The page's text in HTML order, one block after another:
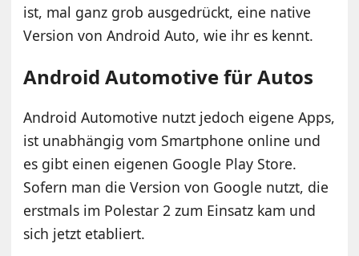
ist, mal ganz grob ausgedrückt, eine native
Version von Android Auto, wie ihr es kennt.
Android Automotive für Autos
Android Automotive nutzt jedoch eigene Apps,
ist unabhängig vom Smartphone online und
es gibt einen eigenen Google Play Store.
Sofern man die Version von Google nutzt, die
erstmals im Polestar 2 zum Einsatz kam und
sich jetzt etabliert.